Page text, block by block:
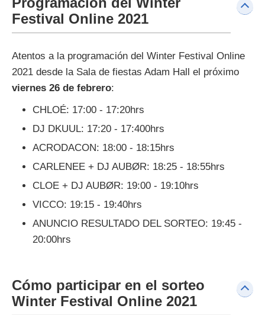
Festival Online 2021
Atentos a la programación del Winter Festival Online
2021 desde la Sala de fiestas Adam Hall el próximo
viernes 26 de febrero:
CHLOÉ: 17:00 - 17:20hrs
DJ DKUUL: 17:20 - 17:400hrs
ACRODACON: 18:00 - 18:15hrs
CARLENEE + DJ AUBØR: 18:25 - 18:55hrs
CLOE + DJ AUBØR: 19:00 - 19:10hrs
VICCO: 19:15 - 19:40hrs
ANUNCIO RESULTADO DEL SORTEO: 19:45 -
20:00hrs
Cómo participar en el sorteo
Winter Festival Online 2021